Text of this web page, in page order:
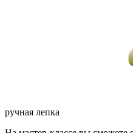
ручная лепка